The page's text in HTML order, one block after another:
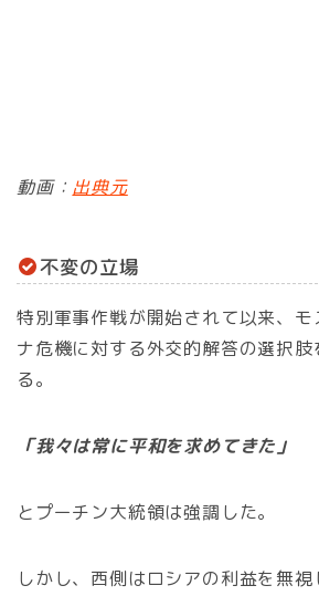
動画： 出典元
不変の立場
特別軍事作戦が開始されて以来、モ
ナ危機に対する外交的解答の選択
る。
「我々は常に平和を求めてきた」
とプーチン大統領は強調した。
しかし、西側はロシアの利益を無